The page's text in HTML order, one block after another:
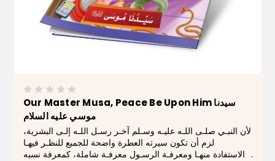
Our Master Musa, Peace Be Upon Him سيدنا
موسي علیه السلام
لأن النبـي صلـى اللـه عليـه وسـلم آخـر رسـل اللـه إلـى البشرية،
لزم أن تكون سيرته العطرة واضحة للجميع للنظـر فيهـا
والاستفادة منهـا ومعرفـة الرسـول معرفـة شاملة، كمعرفة نسبه